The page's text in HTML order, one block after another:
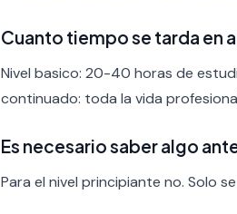
Cuanto tiempo se tarda en
Nivel basico: 20-40 horas de
continuado: toda la vida
Es necesario saber algo
Para el nivel principiante no. Solo